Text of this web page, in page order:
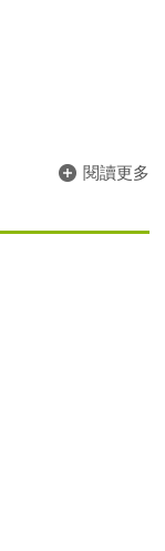
閱讀更多